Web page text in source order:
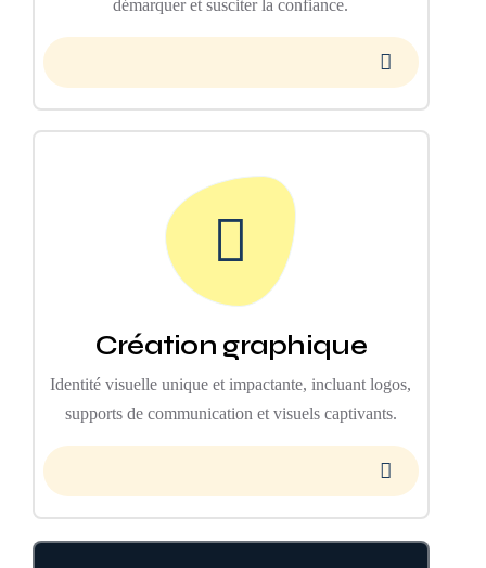
démarquer et susciter la confiance.
Création graphique
Identité visuelle unique et impactante, incluant logos,
supports de communication et visuels captivants.